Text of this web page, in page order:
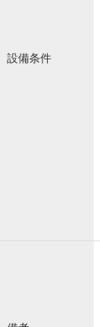
設備条件